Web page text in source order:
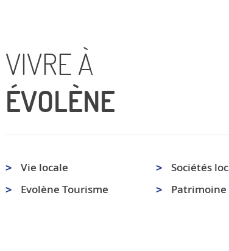
VIVRE À
ÉVOLÈNE
Vie locale
Sociétés
Evolène Tourisme
Patrimoine